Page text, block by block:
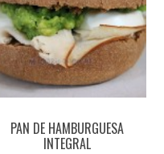
PAN DE HAMBURGUESA
INTEGRAL